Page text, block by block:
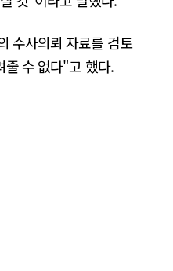
수사의뢰 자료를 검토
줄 수 없다"고 했다.